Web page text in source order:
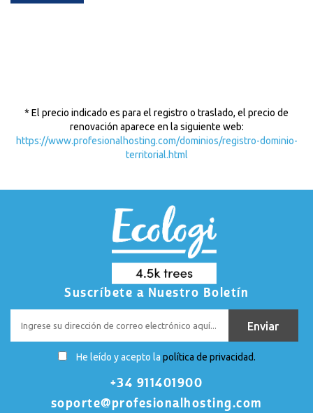
* El precio indicado es para el registro o traslado, el precio de
renovación aparece en la siguiente web:
https://www.profesionalhosting.com/dominios/registro-dominio-
territorial.html
Suscríbete a Nuestro Boletín
He leído y acepto la política de privacidad.
+34 911401900
soporte@profesionalhosting.com